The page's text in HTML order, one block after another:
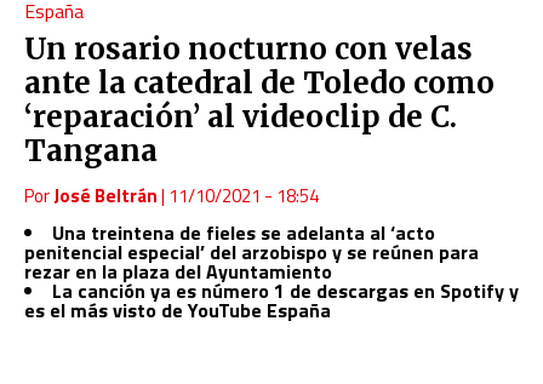
pulsa
en
España
Un rosario nocturno con velas
ante la catedral de Toledo como
‘reparación’ al videoclip de C.
Tangana
PorJosé Beltrán| 11/10/2021 - 18:54
Una treintena de fieles se adelanta al ‘acto
penitencial especial’ del arzobispo y se reúnen para
rezar en la plaza del Ayuntamiento
La canción ya es número 1 de descargas en Spotify y
es el más visto de YouTube España